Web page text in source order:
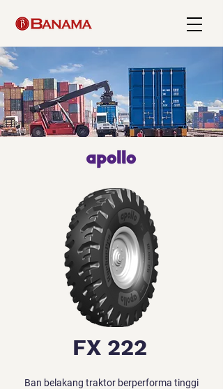
FX 222
Ban belakang traktor berperforma tinggi